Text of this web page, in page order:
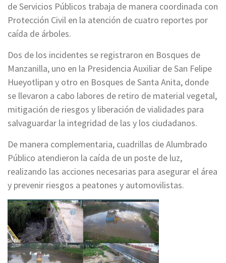
de Servicios Públicos trabaja de manera coordinada con
Protección Civil en la atención de cuatro reportes por
caída de árboles.
Dos de los incidentes se registraron en Bosques de
Manzanilla, uno en la Presidencia Auxiliar de San Felipe
Hueyotlipan y otro en Bosques de Santa Anita, donde
se llevaron a cabo labores de retiro de material vegetal,
mitigación de riesgos y liberación de vialidades para
salvaguardar la integridad de las y los ciudadanos.
De manera complementaria, cuadrillas de Alumbrado
Público atendieron la caída de un poste de luz,
realizando las acciones necesarias para asegurar el área
y prevenir riesgos a peatones y automovilistas.